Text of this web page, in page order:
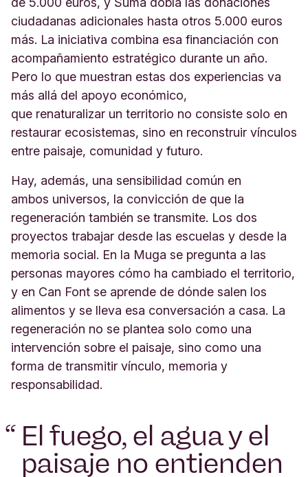
ciudadanas adicionales hasta otros 5.000 euros
más. La iniciativa combina esa financiación con
acompañamiento estratégico durante un año.
Pero lo que muestran estas dos experiencias va
más allá del apoyo económico,
que renaturalizar un territorio no consiste solo en
restaurar ecosistemas, sino en reconstruir vínculos
entre paisaje, comunidad y futuro.
Hay, además, una sensibilidad común en
ambos universos, la convicción de que la
regeneración también se transmite. Los dos
proyectos trabajar desde las escuelas y desde la
memoria social. En la Muga se pregunta a las
personas mayores cómo ha cambiado el territorio,
y en Can Font se aprende de dónde salen los
alimentos y se lleva esa conversación a casa. La
regeneración no se plantea solo como una
intervención sobre el paisaje, sino como una
forma de transmitir vínculo, memoria y
responsabilidad.
“ El fuego, el agua y el
paisaje no entienden